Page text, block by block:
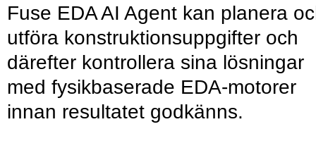
Fuse EDA AI Agent kan planera
utföra konstruktionsuppgifter och
därefter kontrollera sina lösningar
med fysikbaserade EDA-motorer
innan resultatet godkänns.